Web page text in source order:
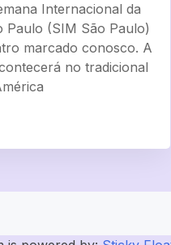
Internacional da
Paulo (SIM São Paulo)
marcado conosco. A
no tradicional